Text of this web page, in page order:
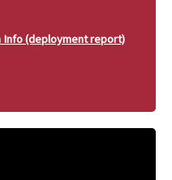
Info (deployment report)